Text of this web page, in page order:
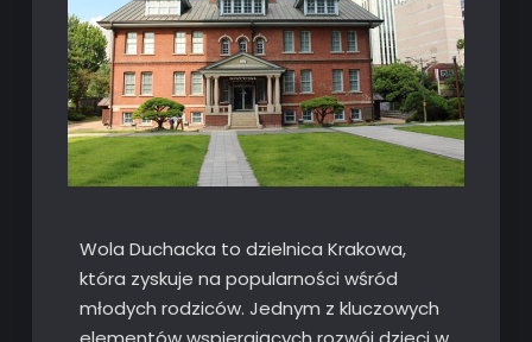
Wola Duchacka to dzielnica Krakowa,
która zyskuje na popularności wśród
młodych rodziców. Jednym z kluczowych